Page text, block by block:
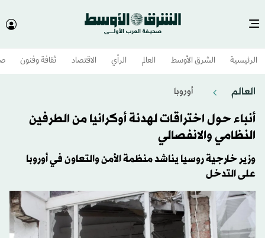
الرئيسية الشرق الأوسط​ العالم الرأي الاقتصاد ثقافة وفنون
العالم أوروبا
أنباء حول اختراقات لهدنة أوكرانيا من الطرفين
النظامي والانفصالي
وزير خارجية روسيا يناشد منظمة الأمن والتعاون في أوروبا
على التدخل